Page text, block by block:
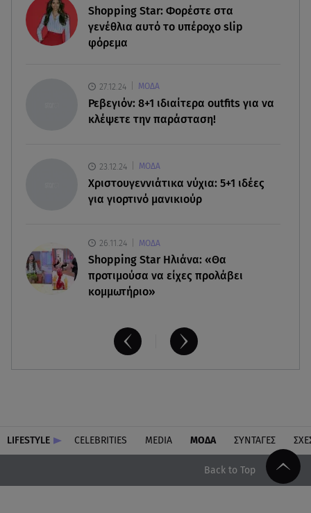
09.08.26 , 11:23
Μεθυσμένη οδηγός σκότωσε νύφη τη μέρα του
Αλέξανδρος Τσουβέλας για Εύα Καρύδη: «Θα το
έκανα 500 φορές»
Μπαμπάς για δεύτερη φορά ο Γιάννης
Κωνσταντέλιας
Shopping Star: Φορέστε στα
γενέθλια αυτό το υπέροχο slip
φόρεμα
27.12.24 ΜΟΔΑ
Ρεβεγιόν: 8+1 ιδιαίτερα outfits για να
κλέψετε την παράσταση!
23.12.24 ΜΟΔΑ
Χριστουγεννιάτικα νύχια: 5+1 ιδέες
για γιορτινό μανικιούρ
26.11.24 ΜΟΔΑ
Shopping Star Ηλιάνα: «Θα
προτιμούσα να είχες προλάβει
κομμωτήριο»
LIFESTYLE CELEBRITIES MEDIA ΜΟΔΑ ΣΥΝΤΑΓΕΣ
Back to Top